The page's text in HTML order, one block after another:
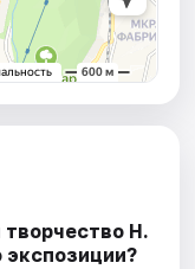
Н.
экспозиции?